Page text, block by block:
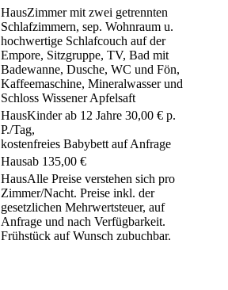
Zimmer mit zwei getrennten
Schlafzimmern, sep. Wohnraum u.
hochwertige Schlafcouch auf der
Empore, Sitzgruppe, TV, Bad mit
Badewanne, Dusche, WC und Fön,
Kaffeemaschine, Mineralwasser und
Schloss Wissener Apfelsaft
Kinder ab 12 Jahre 30,00 € p.
P./Tag,
kostenfreies Babybett auf Anfrage
ab 135,00 €
Alle Preise verstehen sich pro
Zimmer/Nacht. Preise inkl. der
gesetzlichen Mehrwertsteuer, auf
Anfrage und nach Verfügbarkeit.
Frühstück auf Wunsch zubuchbar.